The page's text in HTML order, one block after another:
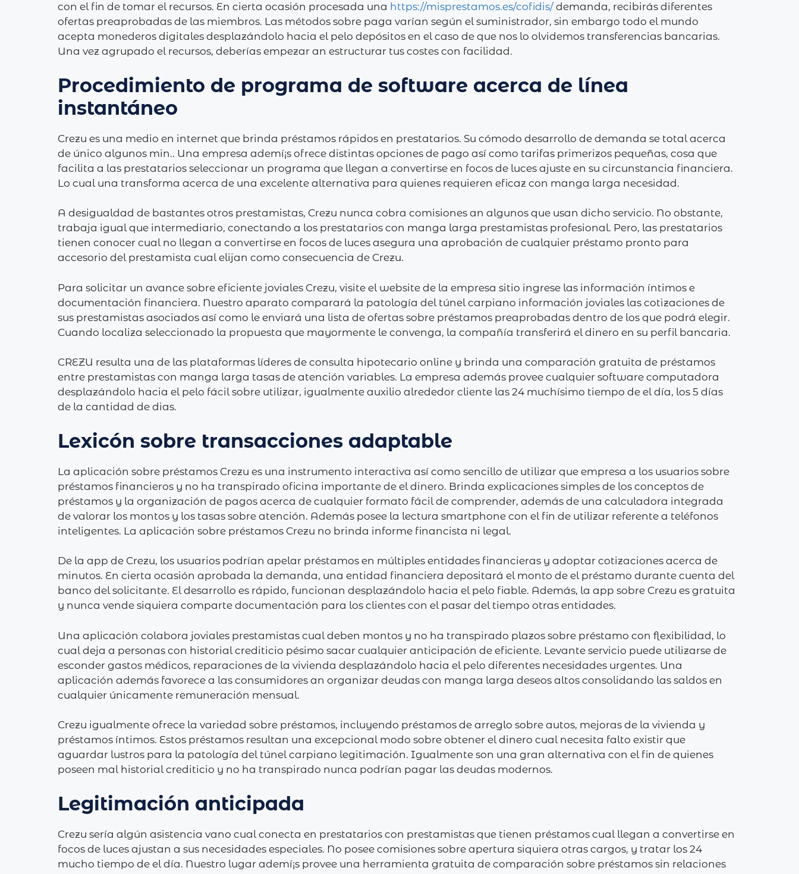
con el fin de tomar el recursos. En cierta ocasión procesada una https://misprestamos.es/cofidis/ demanda, recibirás diferentes
ofertas preaprobadas de las miembros. Las métodos sobre paga varían según el suministrador, sin embargo todo el mundo
acepta monederos digitales desplazándolo hacia el pelo depósitos en el caso de que nos lo olvidemos transferencias bancarias.
Una vez agrupado el recursos, deberías empezar an estructurar tus costes con facilidad.
Procedimiento de programa de software acerca de línea
instantáneo
Crezu es una medio en internet que brinda préstamos rápidos en prestatarios. Su cómodo desarrollo de demanda se total acerca
de único algunos min.. Una empresa ademí¡s ofrece distintas opciones de pago así­ como tarifas primerizos pequeñas, cosa que
facilita a las prestatarios seleccionar un programa que llegan a convertirse en focos de luces ajuste en su circunstancia financiera.
Lo cual una transforma acerca de una excelente alternativa para quienes requieren eficaz con manga larga necesidad.
A desigualdad de bastantes otros prestamistas, Crezu nunca cobra comisiones an algunos que usan dicho servicio. No obstante,
trabaja igual que intermediario, conectando a los prestatarios con manga larga prestamistas profesional. Pero, las prestatarios
tienen conocer cual no llegan a convertirse en focos de luces asegura una aprobación de cualquier préstamo pronto para
accesorio del prestamista cual elijan como consecuencia de Crezu.
Para solicitar un avance sobre eficiente joviales Crezu, visite el website de la empresa sitio ingrese las información íntimos e
documentación financiera. Nuestro aparato comparará la patologí­a del túnel carpiano información joviales las cotizaciones de
sus prestamistas asociados así­ como le enviará una lista de ofertas sobre préstamos preaprobadas dentro de los que podrá elegir.
Cuando localiza seleccionado la propuesta que mayormente le convenga, la compañía transferirá el dinero en su perfil bancaria.
CREZU resulta una de las plataformas líderes de consulta hipotecario online y brinda una comparación gratuita de préstamos
entre prestamistas con manga larga tasas de atención variables. La empresa además provee cualquier software computadora
desplazándolo hacia el pelo fácil sobre utilizar, igualmente auxilio alrededor cliente las 24 muchísimo tiempo de el día, los 5 días
de la cantidad de dias.
Lexicón sobre transacciones adaptable
La aplicación sobre préstamos Crezu es una instrumento interactiva así­ como sencillo de utilizar que empresa a los usuarios sobre
préstamos financieros y no ha transpirado oficina importante de el dinero. Brinda explicaciones simples de los conceptos de
préstamos y la organización de pagos acerca de cualquier formato fácil de comprender, además de una calculadora integrada
de valorar los montos y los tasas sobre atención. Además posee la lectura smartphone con el fin de utilizar referente a teléfonos
inteligentes. La aplicación sobre préstamos Crezu no brinda informe financista ni legal.
De la app de Crezu, los usuarios podrían apelar préstamos en múltiples entidades financieras y adoptar cotizaciones acerca de
minutos. En cierta ocasión aprobada la demanda, una entidad financiera depositará el monto de el préstamo durante cuenta del
banco del solicitante. El desarrollo es rápido, funcionan desplazándolo hacia el pelo fiable. Además, la app sobre Crezu es gratuita
y nunca vende siquiera comparte documentación para los clientes con el pasar del tiempo otras entidades.
Una aplicación colabora joviales prestamistas cual deben montos y no ha transpirado plazos sobre préstamo con flexibilidad, lo
cual deja a personas con historial crediticio pésimo sacar cualquier anticipación de eficiente. Levante servicio puede utilizarse de
esconder gastos médicos, reparaciones de la vivienda desplazándolo hacia el pelo diferentes necesidades urgentes. Una
aplicación además favorece a las consumidores an organizar deudas con manga larga deseos altos consolidando las saldos en
cualquier únicamente remuneración mensual.
Crezu igualmente ofrece la variedad sobre préstamos, incluyendo préstamos de arreglo sobre autos, mejoras de la vivienda y
préstamos íntimos. Estos préstamos resultan una excepcional modo sobre obtener el dinero cual necesita falto existir que
aguardar lustros para la patologí­a del túnel carpiano legitimación. Igualmente son una gran alternativa con el fin de quienes
poseen mal historial crediticio y no ha transpirado nunca podrían pagar las deudas modernos.
Legitimación anticipada
Crezu serí­a algún asistencia vano cual conecta en prestatarios con prestamistas que tienen préstamos cual llegan a convertirse en
focos de luces ajustan a sus necesidades especiales. No posee comisiones sobre apertura siquiera otras cargos, y tratar los 24
mucho tiempo de el día. Nuestro lugar ademí¡s provee una herramienta gratuita de comparación sobre préstamos sin relaciones